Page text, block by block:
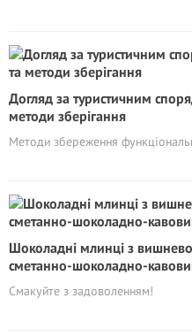
Догляд за туристичним
методи зберігання
Методи збереження
Шоколадні млинці з
сметанно-шоколадно-
Смакуйте з задоволенням!